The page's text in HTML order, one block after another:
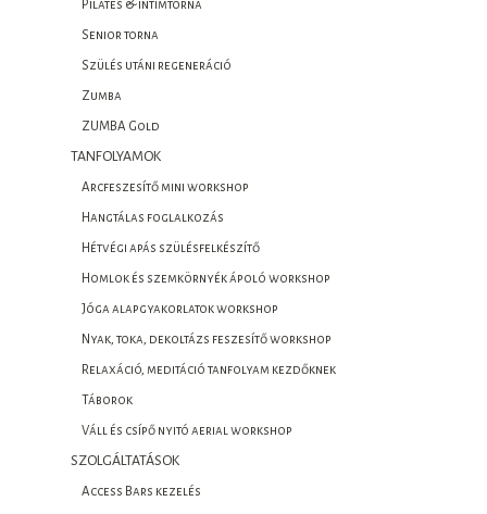
Pilates & intimtorna
Senior torna
Szülés utáni regeneráció
Zumba
ZUMBA Gold
TANFOLYAMOK
Arcfeszesítő mini workshop
Hangtálas foglalkozás
Hétvégi apás szülésfelkészítő
Homlok és szemkörnyék ápoló workshop
Jóga alapgyakorlatok workshop
Nyak, toka, dekoltázs feszesítő workshop
Relaxáció, meditáció tanfolyam kezdőknek
Táborok
Váll és csípő nyitó aerial workshop
SZOLGÁLTATÁSOK
Access Bars kezelés